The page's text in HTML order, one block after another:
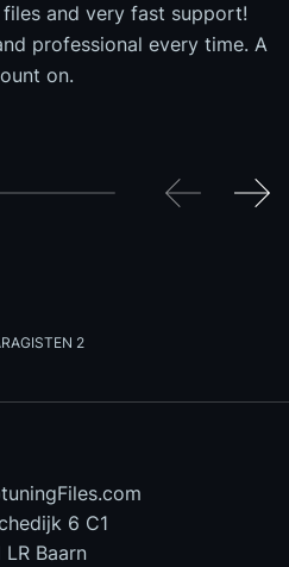
and very fast support!
professional every time. A
on.
2
6 C1
LR Baarn